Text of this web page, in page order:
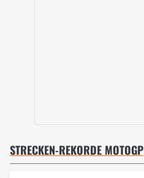
STRECKEN-REKORDE MOTOGP